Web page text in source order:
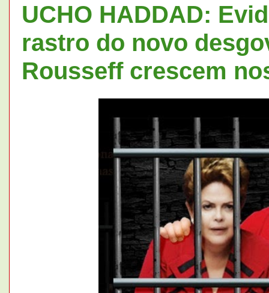
UCHO HADDAD:
rastro do novo
Rousseff crescem